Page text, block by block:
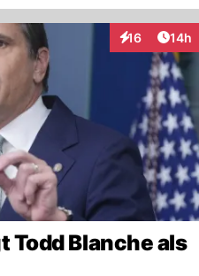
16
Interaktionen
14h
Todd Blanche als